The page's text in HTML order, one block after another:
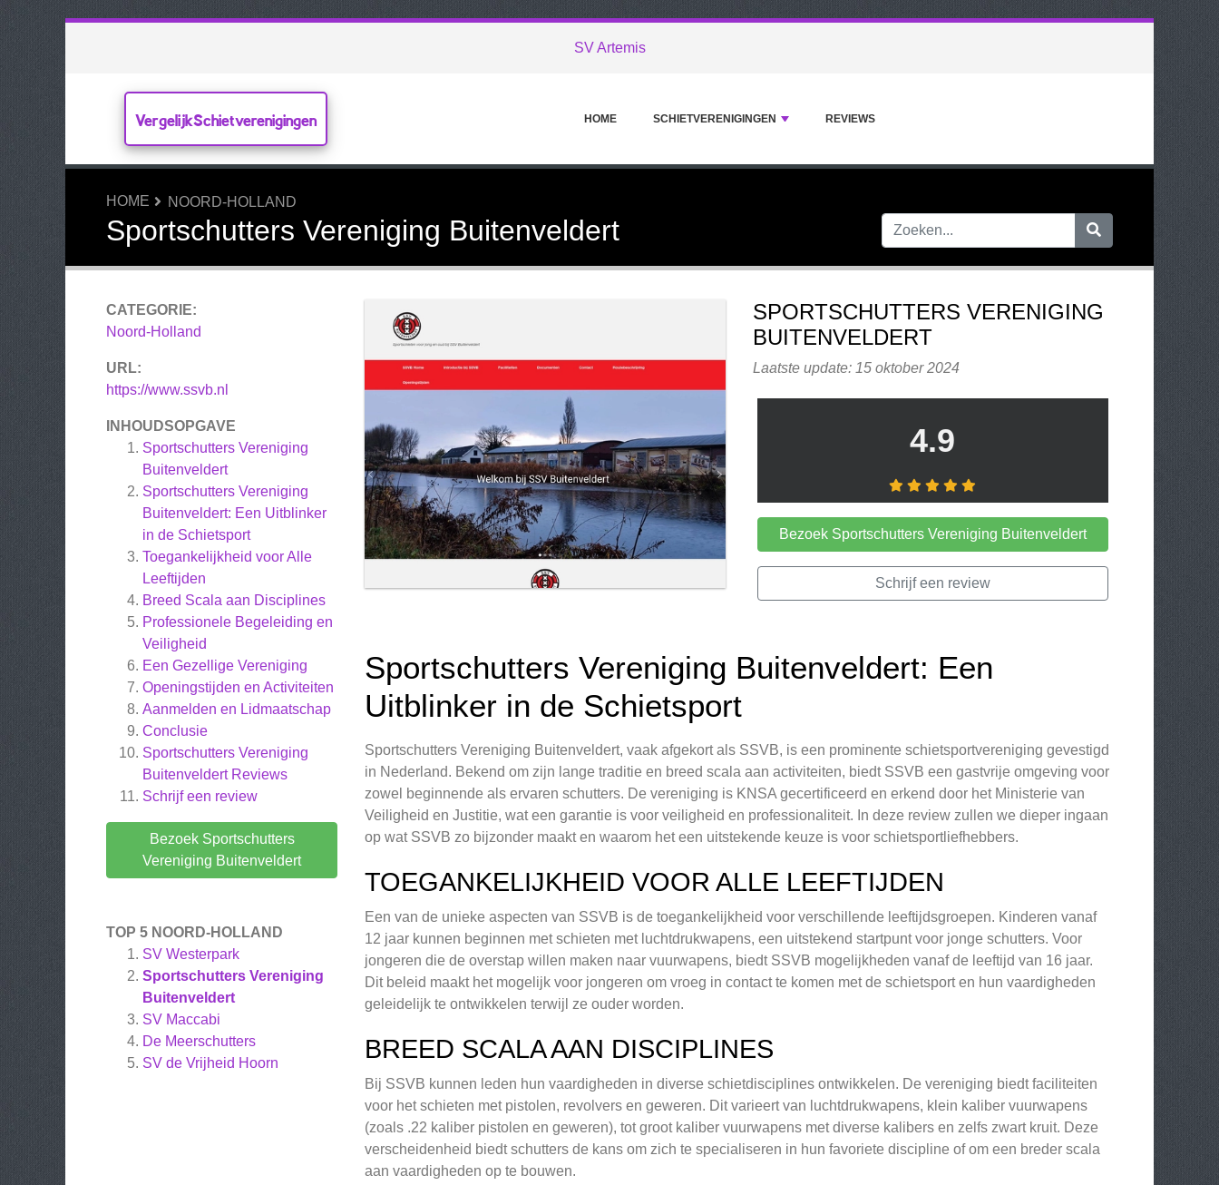
SV Artemis
VergelijkSchietverenigingen HOME SCHIETVERENIGINGEN REVIEWS
HOME NOORD-HOLLAND
Sportschutters Vereniging Buitenveldert
CATEGORIE:
Noord-Holland
URL:
https://www.ssvb.nl
INHOUDSOPGAVE
Sportschutters Vereniging
Buitenveldert
Sportschutters Vereniging
Buitenveldert: Een Uitblinker
in de Schietsport
Toegankelijkheid voor Alle
Leeftijden
Breed Scala aan Disciplines
Professionele Begeleiding en
Veiligheid
Een Gezellige Vereniging
Openingstijden en Activiteiten
Aanmelden en Lidmaatschap
Conclusie
Sportschutters Vereniging
BuitenveldertReviews
Schrijf een review
Bezoek Sportschutters
Vereniging Buitenveldert
TOP 5 NOORD-HOLLAND
SV Westerpark
Sportschutters Vereniging
Buitenveldert
SV Maccabi
De Meerschutters
SV de Vrijheid Hoorn
SPORTSCHUTTERS VERENIGING
BUITENVELDERT
Laatste update: 15 oktober 2024
4.9
Bezoek Sportschutters Vereniging Buitenveldert
Schrijf een review
Sportschutters Vereniging Buitenveldert: Een
Uitblinker in de Schietsport
Sportschutters Vereniging Buitenveldert, vaak afgekort als SSVB, is een prominente schietsportvereniging gevestigd
in Nederland. Bekend om zijn lange traditie en breed scala aan activiteiten, biedt SSVB een gastvrije omgeving voor
zowel beginnende als ervaren schutters. De vereniging is KNSA gecertificeerd en erkend door het Ministerie van
Veiligheid en Justitie, wat een garantie is voor veiligheid en professionaliteit. In deze review zullen we dieper ingaan
op wat SSVB zo bijzonder maakt en waarom het een uitstekende keuze is voor schietsportliefhebbers.
TOEGANKELIJKHEID VOOR ALLE LEEFTIJDEN
Een van de unieke aspecten van SSVB is de toegankelijkheid voor verschillende leeftijdsgroepen. Kinderen vanaf
12 jaar kunnen beginnen met schieten met luchtdrukwapens, een uitstekend startpunt voor jonge schutters. Voor
jongeren die de overstap willen maken naar vuurwapens, biedt SSVB mogelijkheden vanaf de leeftijd van 16 jaar.
Dit beleid maakt het mogelijk voor jongeren om vroeg in contact te komen met de schietsport en hun vaardigheden
geleidelijk te ontwikkelen terwijl ze ouder worden.
BREED SCALA AAN DISCIPLINES
Bij SSVB kunnen leden hun vaardigheden in diverse schietdisciplines ontwikkelen. De vereniging biedt faciliteiten
voor het schieten met pistolen, revolvers en geweren. Dit varieert van luchtdrukwapens, klein kaliber vuurwapens
(zoals .22 kaliber pistolen en geweren), tot groot kaliber vuurwapens met diverse kalibers en zelfs zwart kruit. Deze
verscheidenheid biedt schutters de kans om zich te specialiseren in hun favoriete discipline of om een breder scala
aan vaardigheden op te bouwen.